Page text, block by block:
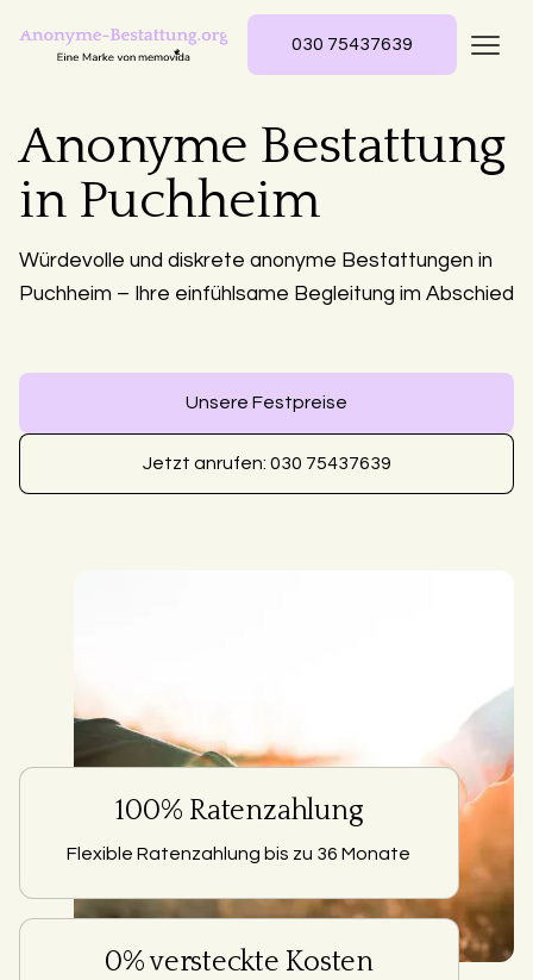
030 75437639
Anonyme Bestattung
in Puchheim
Würdevolle und diskrete anonyme Bestattungen in
Puchheim – Ihre einfühlsame Begleitung im Abschied
Unsere Festpreise
Jetzt anrufen: 030 75437639
100% Ratenzahlung
Flexible Ratenzahlung bis zu 36 Monate
0% versteckte Kosten